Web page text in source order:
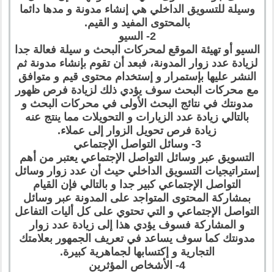
وسيلة للتسويق الداخلي هي إنشاء مدونة و مدها دائما
بالمحتوى المفيد و القيم.
2- السيو
السيو أو تهيئة الموقع لمحركات البحث و سيلة فعالة جدا
لزيادة عدد زوار المدونة، فبعد أن تقوم بإنشاء مدونة ثم
النشر عليها بإستمرار و إستخدام محتوى قيم و متوافق
مع محركات البحث سوف يؤدي ذلك لزيادة فرص ظهور
مدونتك في نتائج البحث الأولى في محركات البحث و
بالتالي زيادة عدد الزيارات و التحويلات مما ينتج عنه
زيادة فرص تحويل الزوار إلى عملاء.
3- وسائل التواصل الإجتماعي
التسويق عبر وسائل التواصل الإجتماعي يعتبر من أهم
إستراتيجيات التسويق الداخلي حيث أن عدد زوار وسائل
التواصل الإجتماعي كبير جدا و بالتالي فإن القيام
بمشاركة المحتوى المتواجد على المدونة عبر وسائل
التواصل الإجتماعي و التي تحتوي على كل أليات التفاعل
و المشاركة فسوف يؤدي هذا إلى زيادة عدد زوار
مدونتك كما سوف يساعد في تعريف الجمهور بعلامتك
التجارية و إكتسابها لجماهرية كبيرة.
4- الأشخاص المؤثرين